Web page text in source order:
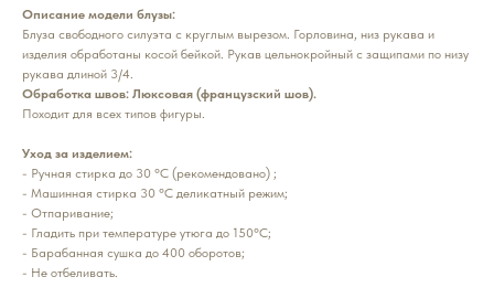
Описание модели блузы:
Блуза свободного силуэта с круглым вырезом. Горловина, низ рукава и
изделия обработаны косой бейкой. Рукав цельнокройный с защипами по низу
рукава длиной 3/4.
Обработка швов: Люксовая (французский шов).
Походит для всех типов фигуры.
Уход за изделием:
- Ручная стирка до 30 °С (рекомендовано) ;
- Машинная стирка 30 °С деликатный режим;
- Отпаривание;
- Гладить при температуре утюга до 150°C;
- Барабанная сушка до 400 оборотов;
- Не отбеливать.